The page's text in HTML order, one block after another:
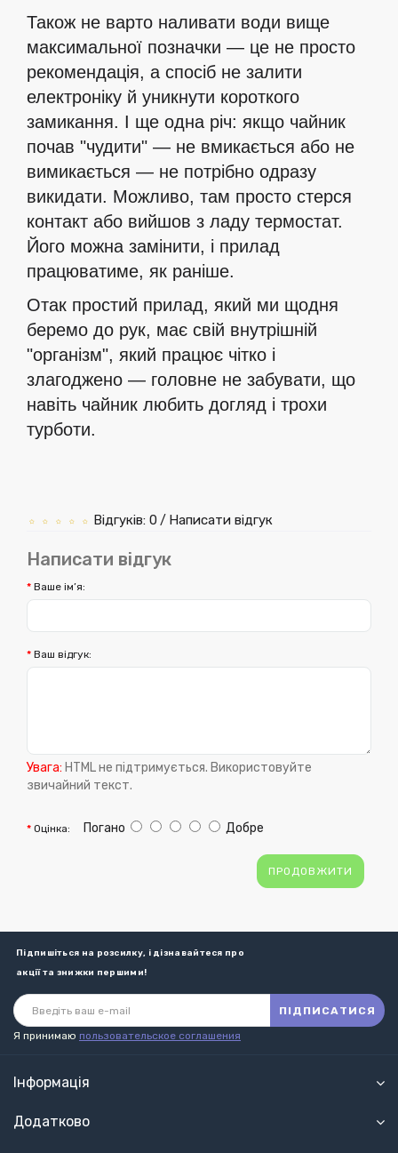
Також не варто наливати води вище
максимальної позначки — це не просто
рекомендація, а спосіб не залити
електроніку й уникнути короткого
замикання. І ще одна річ: якщо чайник
почав "чудити" — не вмикається або не
вимикається — не потрібно одразу
викидати. Можливо, там просто стерся
контакт або вийшов з ладу термостат.
Його можна замінити, і прилад
працюватиме, як раніше.
Отак простий прилад, який ми щодня
беремо до рук, має свій внутрішній
"організм", який працює чітко і
злагоджено — головне не забувати, що
навіть чайник любить догляд і трохи
турботи.
Відгуків: 0/ Написати відгук
Написати відгук
Ваше ім’я:
Ваш відгук:
Увага: HTML не підтримується. Використовуйте
звичайний текст.
Оцінка: Погано Добре
ПРОДОВЖИТИ
Підпишіться на розсилку, і дізнавайтеся про
акції та знижки першими!
ПІДПИСАТИСЯ
Я принимаю пользовательское соглашения
Інформація
Додатково